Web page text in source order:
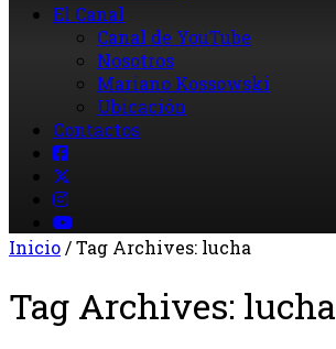
El Canal
Canal de YouTube
Nosotros
Mariano Kossowski
Ubicación
Contactos
Inicio/Tag Archives: lucha
Tag Archives: lucha